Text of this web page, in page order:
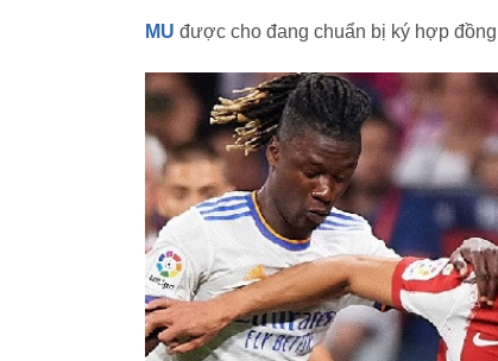
MU được cho đang chuẩn bị ký hợp